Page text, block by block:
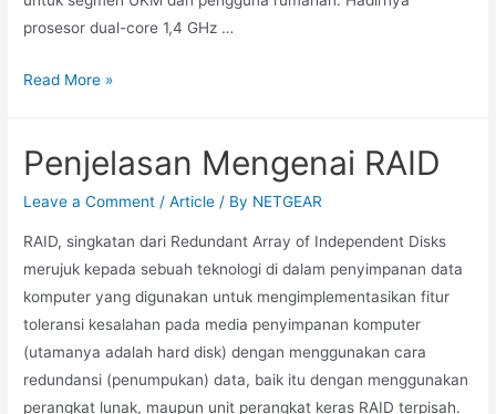
prosesor dual-core 1,4 GHz …
Read More »
Penjelasan Mengenai RAID
Leave a Comment /Article / By NETGEAR
RAID, singkatan dari Redundant Array of Independent Disks
merujuk kepada sebuah teknologi di dalam penyimpanan data
komputer yang digunakan untuk mengimplementasikan fitur
toleransi kesalahan pada media penyimpanan komputer
(utamanya adalah hard disk) dengan menggunakan cara
redundansi (penumpukan) data, baik itu dengan menggunakan
perangkat lunak, maupun unit perangkat keras RAID terpisah.